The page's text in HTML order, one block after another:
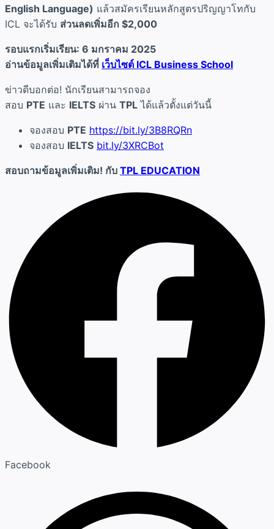
English Language) แล้วสมัครเรียนหลักสูตรปริญญาโทกับ
ICL จะได้รับ ส่วนลดเพิ่มอีก $2,000
รอบแรกเริ่มเรียน: 6 มกราคม 2025
อ่านข้อมูลเพิ่มเติมได้ที่ เว็บไซต์ ICL Business School
ข่าวดีบอกต่อ! นักเรียนสามารถจอง
สอบ PTE และ IELTS ผ่าน TPL ได้แล้วตั้งแต่วันนี้
จองสอบ PTE https://bit.ly/3B8RQRn
จองสอบ IELTS bit.ly/3XRCBot
สอบถามข้อมูลเพิ่มเติม! กับ TPL EDUCATION
Facebook